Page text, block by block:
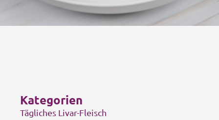
Kategorien
Tägliches Livar-Fleisch